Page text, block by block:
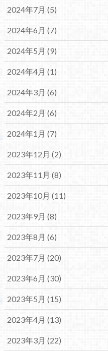
2024年7月 (5)
2024年6月 (7)
2024年5月 (9)
2024年4月 (1)
2024年3月 (6)
2024年2月 (6)
2024年1月 (7)
2023年12月 (2)
2023年11月 (8)
2023年10月 (11)
2023年9月 (8)
2023年8月 (6)
2023年7月 (20)
2023年6月 (30)
2023年5月 (15)
2023年4月 (13)
2023年3月 (22)